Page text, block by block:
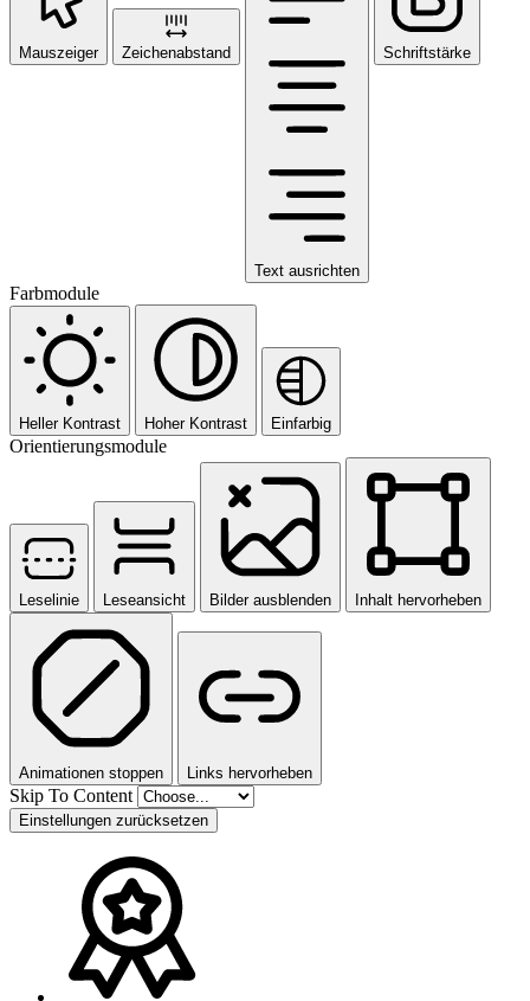
Mauszeiger Zeichenabstand
Text ausrichten
Schriftstärke
Farbmodule
Heller Kontrast Hoher Kontrast Einfarbig
Orientierungsmodule
Leselinie Leseansicht Bilder ausblenden Inhalt hervorheben
Animationen stoppen Links hervorheben
Skip To Content
Einstellungen zurücksetzen